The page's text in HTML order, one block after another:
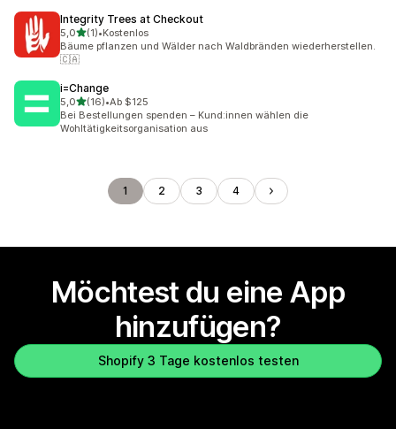
Integrity Trees at Checkout
5,0von 5 Sternen
(1)
1 Rezensionen insgesamt
•Kostenlos
Bäume pflanzen und Wälder nach Waldbränden wiederherstellen.
🇨🇦
i=Change
5,0von 5 Sternen
(16)
16 Rezensionen insgesamt
•Ab $125
Bei Bestellungen spenden – Kund:innen wählen die
Wohltätigkeitsorganisation aus
1 2 3 4
Möchtest du eine App
hinzufügen?
Shopify 3 Tage kostenlos testen